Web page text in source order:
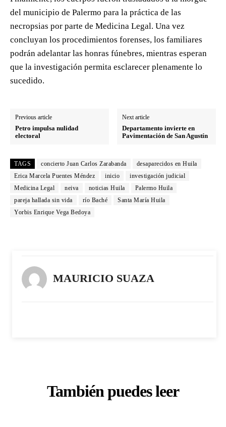
del municipio de Palermo para la práctica de las
necropsias por parte de Medicina Legal. Una vez
concluyan los procedimientos forenses, los familiares
podrán adelantar las honras fúnebres, mientras esperan
que la investigación permita esclarecer plenamente lo
sucedido.
Previous article
Petro impulsa nulidad
electoral
Next article
Departamento invierte en
Pavimentación de San Agustín
TAGS concierto Juan Carlos Zarabanda
desaparecidos en Huila
Erica Marcela Puentes Méndez
inicio
investigación judicial
Medicina Legal
neiva noticias Huila
Palermo Huila
pareja hallada sin vida
río Baché
Santa María Huila
Yorbis Enrique Vega Bedoya
MAURICIO SUAZA
También puedes leer